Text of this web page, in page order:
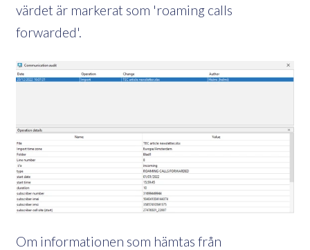
värdet är markerat som 'roaming calls
forwarded'.
Om informationen som hämtas från